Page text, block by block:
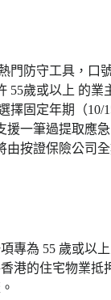
門防守工具，口
55歲或以上 的業
固定年期（10/
援一筆過提取應
按證保險公司全
專為 55 歲或以
港的住宅物業抵